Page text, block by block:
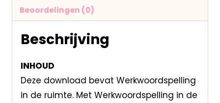
Beoordelingen (0)
Beschrijving
INHOUD
Deze download bevat Werkwoordspelling
in de ruimte. Met Werkwoordspelling in de